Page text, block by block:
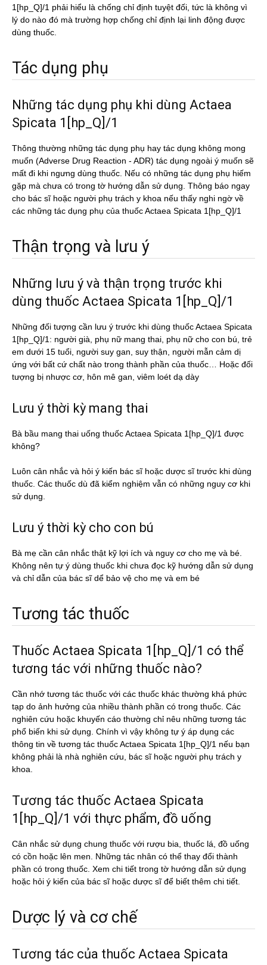
1[hp_Q]/1 phải hiểu là chống chỉ định tuyệt đối, tức là không vì
lý do nào đó mà trường hợp chống chỉ định lại linh động được
dùng thuốc.
Tác dụng phụ
Những tác dụng phụ khi dùng Actaea
Spicata 1[hp_Q]/1
Thông thường những tác dụng phụ hay tác dụng không mong
muốn (Adverse Drug Reaction - ADR) tác dụng ngoài ý muốn sẽ
mất đi khi ngưng dùng thuốc. Nếu có những tác dụng phụ hiếm
gặp mà chưa có trong tờ hướng dẫn sử dụng. Thông báo ngay
cho bác sĩ hoặc người phụ trách y khoa nếu thấy nghi ngờ về
các những tác dụng phụ của thuốc Actaea Spicata 1[hp_Q]/1
Thận trọng và lưu ý
Những lưu ý và thận trọng trước khi
dùng thuốc Actaea Spicata 1[hp_Q]/1
Những đối tượng cần lưu ý trước khi dùng thuốc Actaea Spicata
1[hp_Q]/1: người già, phụ nữ mang thai, phụ nữ cho con bú, trẻ
em dưới 15 tuổi, người suy gan, suy thận, người mẫn cảm dị
ứng với bất cứ chất nào trong thành phần của thuốc… Hoặc đối
tượng bị nhược cơ, hôn mê gan, viêm loét dạ dày
Lưu ý thời kỳ mang thai
Bà bầu mang thai uống thuốc Actaea Spicata 1[hp_Q]/1 được
không?
Luôn cân nhắc và hỏi ý kiến bác sĩ hoặc dược sĩ trước khi dùng
thuốc. Các thuốc dù đã kiểm nghiệm vẫn có những nguy cơ khi
sử dụng.
Lưu ý thời kỳ cho con bú
Bà mẹ cần cân nhắc thật kỹ lợi ích và nguy cơ cho mẹ và bé.
Không nên tự ý dùng thuốc khi chưa đọc kỹ hướng dẫn sử dụng
và chỉ dẫn của bác sĩ dể bảo vệ cho mẹ và em bé
Tương tác thuốc
Thuốc Actaea Spicata 1[hp_Q]/1 có thể
tương tác với những thuốc nào?
Cần nhớ tương tác thuốc với các thuốc khác thường khá phức
tạp do ảnh hưởng của nhiều thành phần có trong thuốc. Các
nghiên cứu hoặc khuyến cáo thường chỉ nêu những tương tác
phổ biến khi sử dụng. Chính vì vậy không tự ý áp dụng các
thông tin về tương tác thuốc Actaea Spicata 1[hp_Q]/1 nếu bạn
không phải là nhà nghiên cứu, bác sĩ hoặc người phụ trách y
khoa.
Tương tác thuốc Actaea Spicata
1[hp_Q]/1 với thực phẩm, đồ uống
Cân nhắc sử dụng chung thuốc với rượu bia, thuốc lá, đồ uống
có cồn hoặc lên men. Những tác nhân có thể thay đổi thành
phần có trong thuốc. Xem chi tiết trong tờ hướng dẫn sử dụng
hoặc hỏi ý kiến của bác sĩ hoặc dược sĩ để biết thêm chi tiết.
Dược lý và cơ chế
Tương tác của thuốc Actaea Spicata